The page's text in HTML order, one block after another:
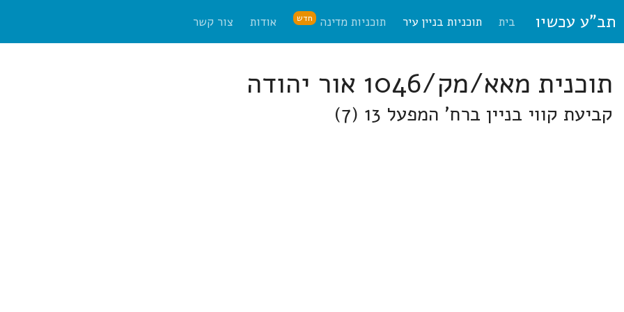
תב"ע עכשיו בית תוכניות בניין עיר תוכניות מדינה חדש אודות צור קשר
תוכנית מאא/מק/1046 אור יהודה
קביעת קווי בניין ברח' המפעל 13 (7)